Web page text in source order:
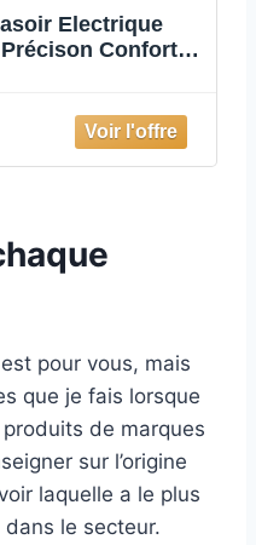
Electrique
Confort]
Lithium 60
Ecran Digital)
pour vous, mais
que je fais lorsque
de marques
sur l’origine
laquelle a le plus
dans le secteur.